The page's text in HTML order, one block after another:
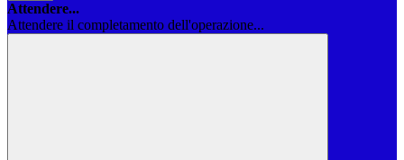
Attendere...
Attendere il completamento dell'operazione...